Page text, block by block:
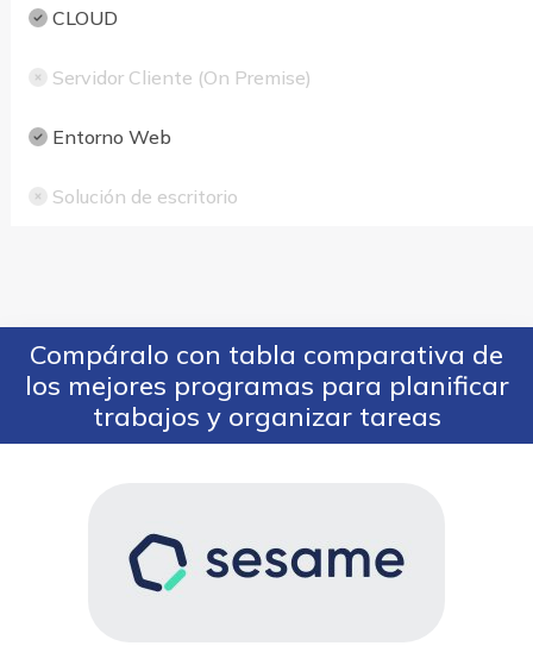
CLOUD
Servidor Cliente (On Premise)
Entorno Web
Solución de escritorio
Compáralo con tabla comparativa de
los mejores programas para planificar
trabajos y organizar tareas